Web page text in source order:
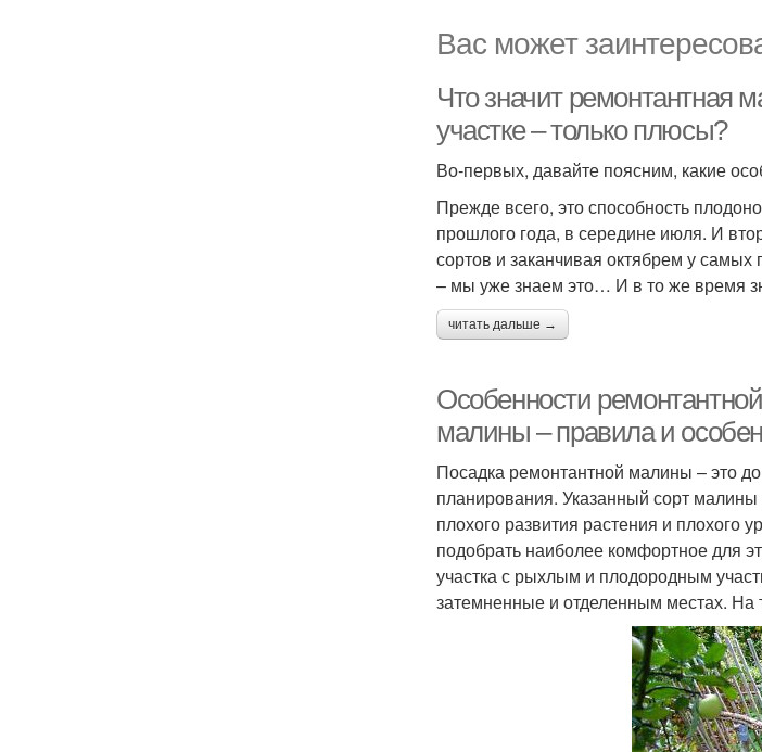
Вас может
Что значит ремонтантная
участке – только плюсы?
Во-первых, давайте поясним, какие
Прежде всего, это способность
прошлого года, в середине июля. И
сортов и заканчивая октябрем у самых
– мы уже знаем это… И в то же время
читать дальше →
Особенности
малины – правила и
Посадка ремонтантной малины – это
планирования. Указанный сорт малины
плохого развития растения и плохого
подобрать наиболее комфортное для
участка с рыхлым и плодородным
затемненные и отделенным местах. На